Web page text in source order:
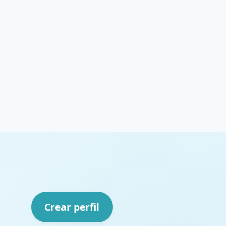
Crear perfil